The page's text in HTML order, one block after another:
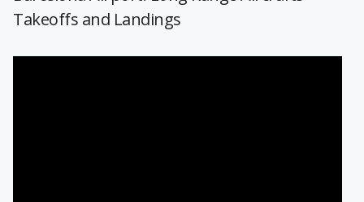
Takeoffs and Landings